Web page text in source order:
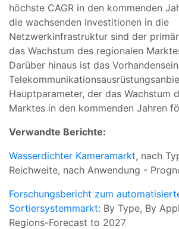
höchste CAGR in den kommenden
die wachsenden Investitionen in die
Netzwerkinfrastruktur sind der
das Wachstum des regionalen
Darüber hinaus ist das
Hauptparameter, der das Wachstum
Marktes in den kommenden Jahren
Verwandte Berichte:
Wasserdichter Kameramarkt, nach
Reichweite, nach Anwendung -
Forschungsbericht zum
Sortiersystemmarkt: By Type, By
Regions-Forecast to 2027